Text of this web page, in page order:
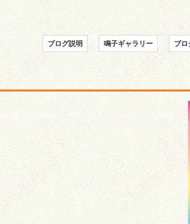
ブログ説明 鳴子ギャラリー ブロ